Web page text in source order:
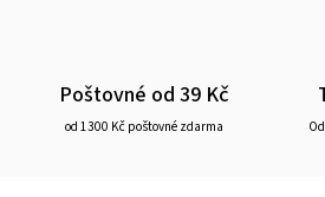
Poštovné od 39 Kč
od 1300 Kč poštovné zdarma